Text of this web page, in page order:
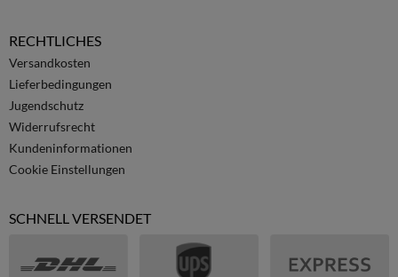
RECHTLICHES
Versandkosten
Lieferbedingungen
Jugendschutz
Widerrufsrecht
Kundeninformationen
Cookie Einstellungen
SCHNELL VERSENDET